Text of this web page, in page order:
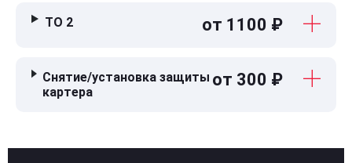
ТО 2 от 1100 ₽
Снятие/установка защиты
картера
от 300 ₽